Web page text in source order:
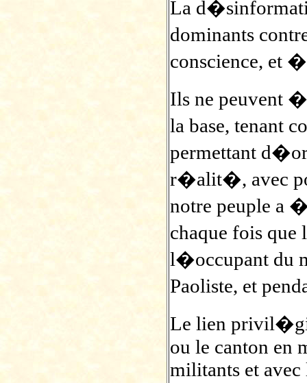
La
dominants
conscience, et
Ils ne peuvent
la base, tenant
permettant
r�alit�, avec
notre peuple a
chaque fois
l�occupant du
Paoliste, et
Le lien
ou le canton en
militants et